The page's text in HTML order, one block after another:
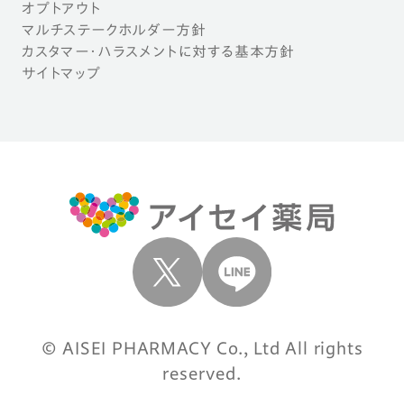
オプトアウト
マルチステークホルダー方針
カスタマー・ハラスメントに対する基本方針
サイトマップ
© AISEI PHARMACY Co., Ltd All rights
reserved.